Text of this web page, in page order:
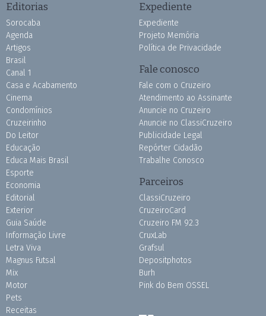
Editorias
Sorocaba
Agenda
Artigos
Brasil
Canal 1
Casa e Acabamento
Cinema
Condomínios
Cruzeirinho
Do Leitor
Educação
Educa Mais Brasil
Esporte
Economia
Editorial
Exterior
Guia Saúde
Informação Livre
Letra Viva
Magnus Futsal
Mix
Motor
Pets
Receitas
Expediente
Expediente
Projeto Memória
Política de Privacidade
Fale conosco
Fale com o Cruzeiro
Atendimento ao Assinante
Anuncie no Cruzeiro
Anuncie no ClassiCruzeiro
Publicidade Legal
Repórter Cidadão
Trabalhe Conosco
Parceiros
ClassiCruzeiro
CruzeiroCard
Cruzeiro FM 92.3
CruxLab
Grafsul
Depositphotos
Burh
Pink do Bem OSSEL